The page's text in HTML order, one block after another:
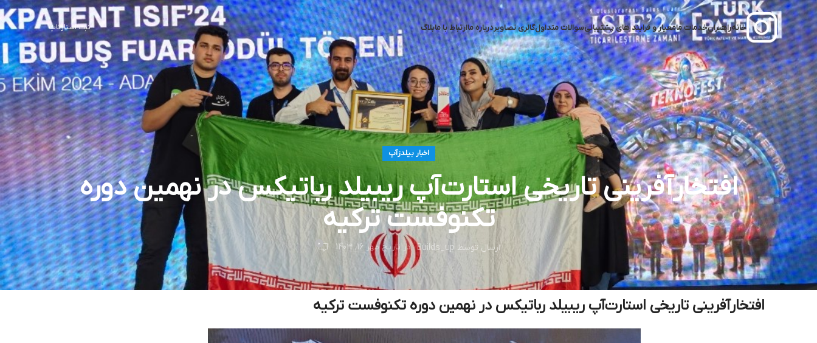
خانهراهبرانخدمات مامعیار و فرایند‌ های پشتیبانیسوالات متداولگالری تصاویردرباره ماارتباط با مابلاگ ثبت استارتاپ
اخبار بیلدزآپ
افتخارآفرینی تاریخی استارت‌آپ ریبیلد رباتیکس در نهمین دوره
تکنوفست ترکیه
ارسال توسط Builds_up در تاریخ مهر 16, 1403 0
افتخارآفرینی تاریخی استارت‌آپ ریبیلد رباتیکس در نهمین دوره تکنوفست ترکیه